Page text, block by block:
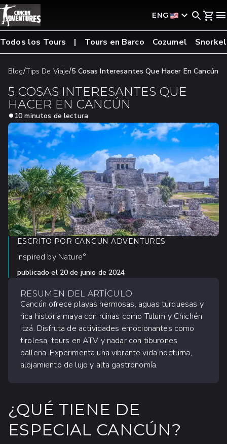
ENG
Todos los Tours Tours en Barco Cozumel
Blog/Tips De Viaje/5 Cosas Interesantes Que Hacer En Cancún
5 COSAS INTERESANTES QUE
HACER EN CANCÚN
10 minutos de lectura
ESCRITO POR CANCUN ADVENTURES
Inspired by Nature°
publicado el 20 de junio de 2024
RESUMEN DEL ARTÍCULO
Cancún ofrece playas hermosas, aguas turquesas y
rica historia maya con ruinas como Tulum y Chichén
Itzá. Disfruta de actividades emocionantes como
tirolesa, tours en ATV y nadar con tiburones
ballena. Experimenta una vibrante vida nocturna,
alojamiento de lujo y alta gastronomía.
¿QUÉ TIENE DE
ESPECIAL CANCÚN?